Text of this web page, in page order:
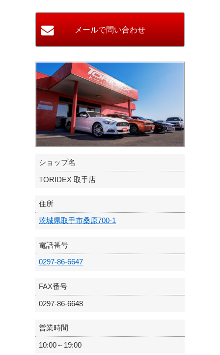
ショップ名
TORIDEX 取手店
住所
茨城県取手市桑原700-1
電話番号
0297-86-6647
FAX番号
0297-86-6648
営業時間
10:00～19:00